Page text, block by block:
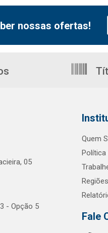
nossas ofertas!
05
- Opção 5
Quem
Política
Fale